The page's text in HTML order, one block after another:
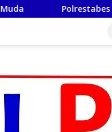
Ungkap 1.187 Kasus